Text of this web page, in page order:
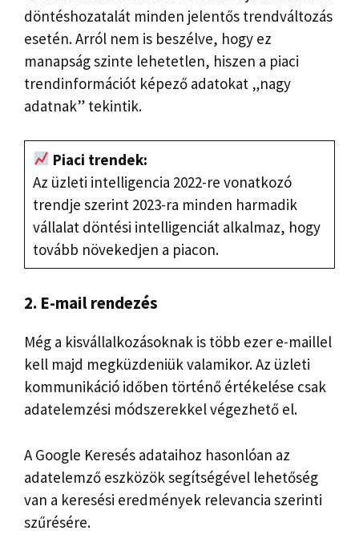
döntéshozatalát minden jelentős trendváltozás
esetén. Arról nem is beszélve, hogy ez
manapság szinte lehetetlen, hiszen a piaci
trendinformációt képező adatokat „nagy
adatnak” tekintik.
Piaci trendek:
Az üzleti intelligencia 2022-re vonatkozó
trendje szerint 2023-ra minden harmadik
vállalat döntési intelligenciát alkalmaz, hogy
tovább növekedjen a piacon.
2. E-mail rendezés
Még a kisvállalkozásoknak is több ezer e-maillel
kell majd megküzdeniük valamikor. Az üzleti
kommunikáció időben történő értékelése csak
adatelemzési módszerekkel végezhető el.
A Google Keresés adataihoz hasonlóan az
adatelemző eszközök segítségével lehetőség
van a keresési eredmények relevancia szerinti
szűrésére.